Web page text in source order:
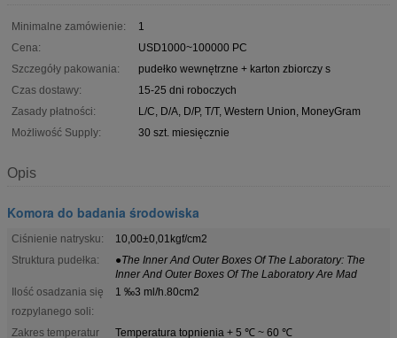
Minimalne zamówienie:
1
Cena:
USD1000~100000 PC
Szczegóły pakowania:
pudełko wewnętrzne + karton zbiorczy s
Czas dostawy:
15-25 dni roboczych
Zasady płatności:
L/C, D/A, D/P, T/T, Western Union, MoneyGram
Możliwość Supply:
30 szt. miesięcznie
Opis
Komora do badania środowiska
Ciśnienie natrysku:
10,00±0,01kgf/cm2
Struktura pudełka:
●The Inner And Outer Boxes Of The Laboratory: The
Inner And Outer Boxes Of The Laboratory Are Mad
Ilość osadzania się
rozpylanego soli:
1 ‰3 ml/h.80cm2
Zakres temperatur
Temperatura topnienia + 5 ℃ ~ 60 ℃